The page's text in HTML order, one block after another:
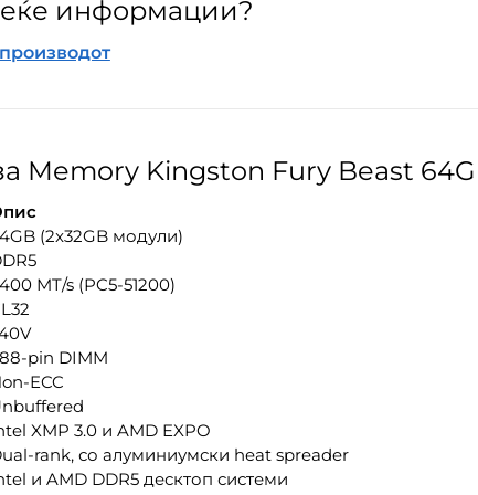
информации?
Memory Kingston Fury Beast
(2x32GB модули)
MT/s (PC5-51200)
pin DIMM
ECC
XMP 3.0 и AMD EXPO
rank, со алуминиумски heat spreader
и AMD DDR5 десктоп системи